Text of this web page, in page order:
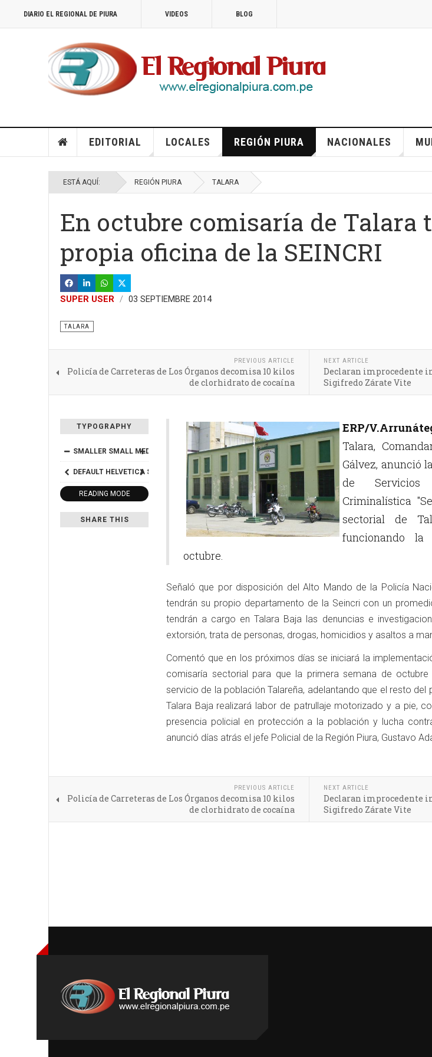
DIARIO EL REGIONAL DE PIURA VIDEOS BLOG
EDITORIAL LOCALES REGIÓN PIURA NACIONALES
ESTÁ AQUÍ: REGIÓN PIURA TALARA
En octubre comisaría de Talara
propia oficina de la SEINCRI
SUPER USER 03 SEPTIEMBRE 2014
TALARA
PREVIOUS ARTICLE
Policía de Carreteras de Los Órganos decomisa 10 kilos
de clorhidrato de cocaína
NEXT ARTICLE
Declaran improcedente
Sigifredo Zárate Vite
TYPOGRAPHY
SMALLER SMALL MEDIUM BIGGER
DEFAULT HELVETICA SEGOE GEORGIA TIMES
READING MODE
SHARE THIS
ERP/
Talara,
Gálvez, anunció
de Servicios
Criminalística
sectorial de
funcionando la
octubre.
Señaló que por disposición del Alto Mando de la Policía
tendrán su propio departamento de la Seincri con un
tendrán a cargo en Talara Baja las denuncias e
extorsión, trata de personas, drogas, homicidios y asaltos a
Comentó que en los próximos días se iniciará la
comisaría sectorial para que la primera semana de
servicio de la población Talareña, adelantando que el resto del
Talara Baja realizará labor de patrullaje motorizado y a pie,
presencia policial en protección a la población y lucha
anunció días atrás el jefe Policial de la Región Piura, Gustavo
PREVIOUS ARTICLE
Policía de Carreteras de Los Órganos decomisa 10 kilos
de clorhidrato de cocaína
NEXT ARTICLE
Declaran improcedente
Sigifredo Zárate Vite